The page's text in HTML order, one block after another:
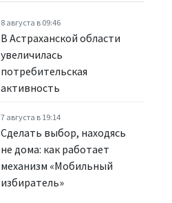
8 августа в 09:46
В Астраханской области
увеличилась
потребительская
активность
7 августа в 19:14
Сделать выбор, находясь
не дома: как работает
механизм «Мобильный
избиратель»